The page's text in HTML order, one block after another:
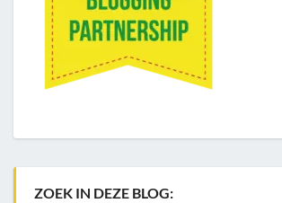
ZOEK IN DEZE BLOG: